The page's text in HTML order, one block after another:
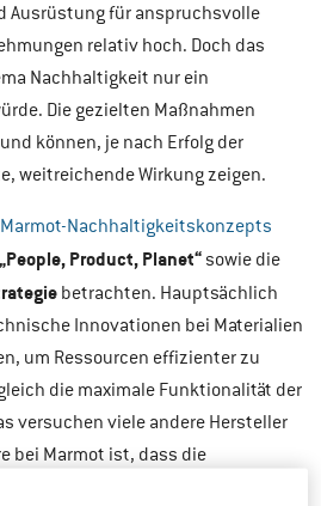
Ausrüstung für anspruchsvolle
relativ hoch. Doch das
Nachhaltigkeit nur ein
Die gezielten Maßnahmen
können, je nach Erfolg der
weitreichende Wirkung zeigen.
Marmot-Nachhaltigkeitskonzepts
„People, Product, Planet“sowie die
betrachten. Hauptsächlich
Innovationen bei Materialien
um Ressourcen effizienter zu
die maximale Funktionalität der
versuchen viele andere Hersteller
bei Marmot ist, dass die